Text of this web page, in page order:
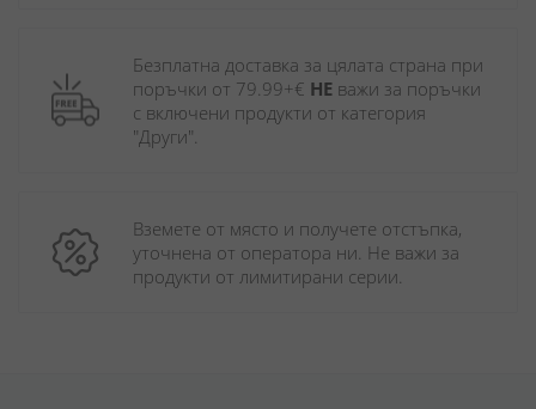
Безплатна доставка за цялата страна при
поръчки от 79.99+€ НЕ важи за поръчки
с включени продукти от категория
"Други".
Вземете от място и получете отстъпка,
уточнена от оператора ни. Не важи за
продукти от лимитирани серии.